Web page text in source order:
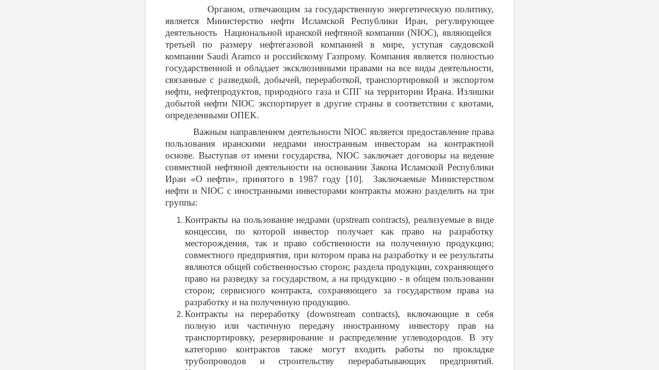
Органом, отвечающим за государственную энергетическую политику,
является Министерство нефти Исламской Республики Иран, регулирующее
деятельность Национальной иранской нефтяной компании (NIOC), являющейся
третьей по размеру нефтегазовой компанией в мире, уступая саудовской
компании Saudi Aramco и российскому Газпрому. Компания является полностью
государственной и обладает эксклюзивными правами на все виды деятельности,
связанные с разведкой, добычей, переработкой, транспортировкой и экспортом
нефти, нефтепродуктов, природного газа и СПГ на территории Ирана. Излишки
добытой нефти NIOC экспортирует в другие страны в соответствии с квотами,
определенными ОПЕК.
Важным направлением деятельности NIOC является предоставление права
пользования иранскими недрами иностранным инвесторам на контрактной
основе. Выступая от имени государства, NIOC заключает договоры на ведение
совместной нефтяной деятельности на основании Закона Исламской Республики
Иран «О нефти», принятого в 1987 году [10]. Заключаемые Министерством
нефти и NIOC с иностранными инвесторами контракты можно разделить на три
группы:
Контракты на пользование недрами (upstream contracts), реализуемые в виде
концессии, по которой инвестор получает как право на разработку
месторождения, так и право собственности на полученную продукцию;
совместного предприятия, при котором права на разработку и ее результаты
являются общей собственностью сторон; раздела продукции, сохраняющего
право на разведку за государством, а на продукцию - в общем пользовании
сторон; сервисного контракта, сохраняющего за государством права на
разработку и на полученную продукцию.
Контракты на переработку (downstream contracts), включающие в себя
полную или частичную передачу иностранному инвестору прав на
транспортировку, резервирование и распределение углеводородов. В эту
категорию контрактов также могут входить работы по прокладке
трубопроводов и строительству перерабатывающих предприятий.